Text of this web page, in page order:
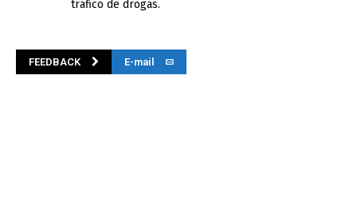
tráfico de drogas.
FEEDBACK E-mail